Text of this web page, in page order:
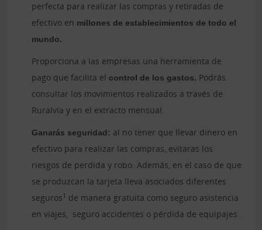
perfecta para realizar las compras y retiradas de
efectivo en millones de establecimientos de todo el
mundo.
Proporciona a las empresas una herramienta de
pago que facilita el control de los gastos. Podrás
consultar los movimientos realizados a través de
Ruralvía y en el extracto mensual.
Ganarás seguridad: al no tener que llevar dinero en
efectivo para realizar las compras, evitaras los
riesgos de perdida y robo. Además, en el caso de que
se produzcan la tarjeta lleva asociados diferentes
seguros1 de manera gratuita como seguro asistencia
en viajes, seguro accidentes o pérdida de equipajes.